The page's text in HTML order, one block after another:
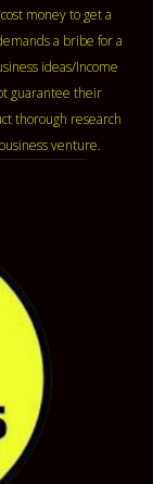
money to get a
a bribe for a
ideas/Income
guarantee their
thorough research
venture.